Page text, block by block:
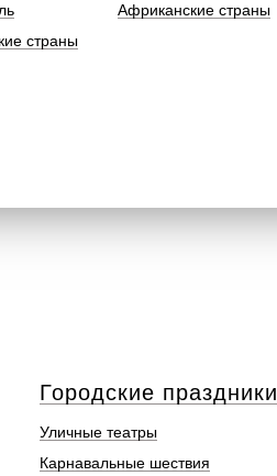
Африканские страны
страны
Уличные театры
Карнавальные шествия
Городские праздники